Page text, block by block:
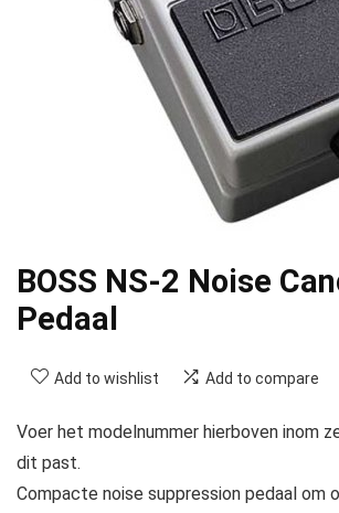
BOSS NS-2 Noise
Pedaal
Add to wishlist Add to compare
Voer het modelnummer hierboven inom
dit past.
Compacte noise suppression pedaal om